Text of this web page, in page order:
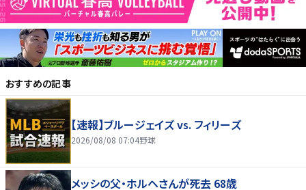
おすすめの記事
【速報】ブルージェイズ vs. フィリーズ
2026/08/08 07:04野球
メッシの父・ホルヘさんが死去 68歳